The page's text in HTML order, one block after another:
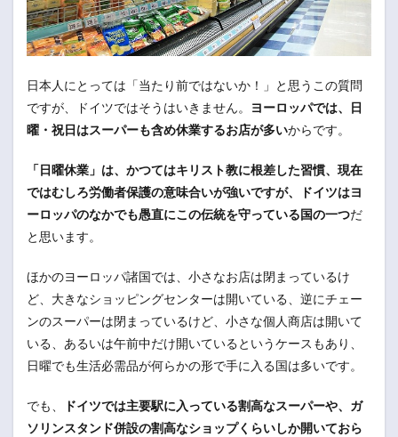
日本人にとっては「当たり前ではないか！」と思うこの質問
ですが、ドイツではそうはいきません。
ヨーロッパでは、日
曜・祝日はスーパーも含め休業するお店が多いからです。
「日曜休業」は、かつてはキリスト教に根差した習慣、現在
ではむしろ労働者保護の意味合いが強いですが、ドイツはヨ
ーロッパのなかでも愚直にこの伝統を守っている国の一つだ
と思います。
ほかのヨーロッパ諸国では、小さなお店は閉まっているけ
ど、大きなショッピングセンターは開いている、逆にチェー
ンのスーパーは閉まっているけど、小さな個人商店は開いて
いる、あるいは午前中だけ開いているというケースもあり、
日曜でも生活必需品が何らかの形で手に入る国は多いです。
でも、
ドイツでは主要駅に入っている割高なスーパーや、ガ
ソリンスタンド併設の割高なショップくらいしか開いておら